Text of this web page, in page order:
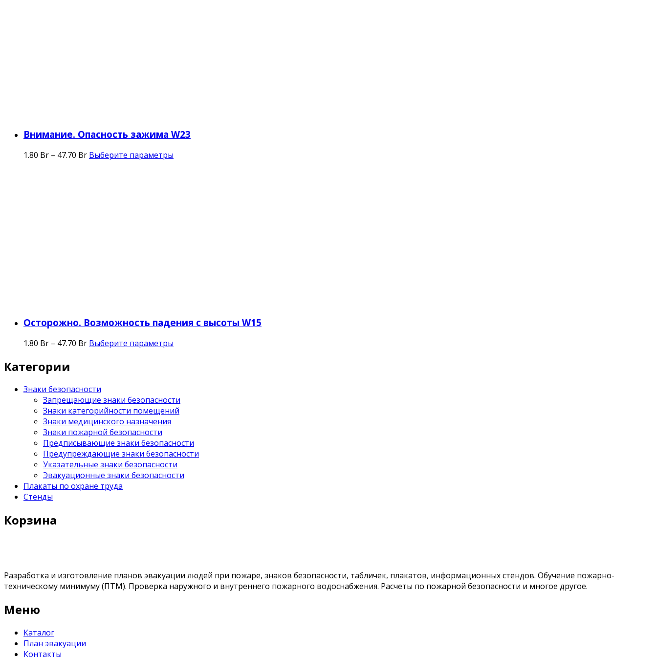
Внимание. Опасность зажима W23
1.80 Br – 47.70 Br Выберите параметры
Осторожно. Возможность падения с высоты W15
1.80 Br – 47.70 Br Выберите параметры
Категории
Знаки безопасности
Запрещающие знаки безопасности
Знаки категорийности помещений
Знаки медицинского назначения
Знаки пожарной безопасности
Предписывающие знаки безопасности
Предупреждающие знаки безопасности
Указательные знаки безопасности
Эвакуационные знаки безопасности
Плакаты по охране труда
Стенды
Корзина
Разработка и изготовление планов эвакуации людей при пожаре, знаков безопасности, табличек, плакатов, информационных стендов. Обучение пожарно-
техническому минимуму (ПТМ). Проверка наружного и внутреннего пожарного водоснабжения. Расчеты по пожарной безопасности и многое другое.
Меню
Каталог
План эвакуации
Контакты